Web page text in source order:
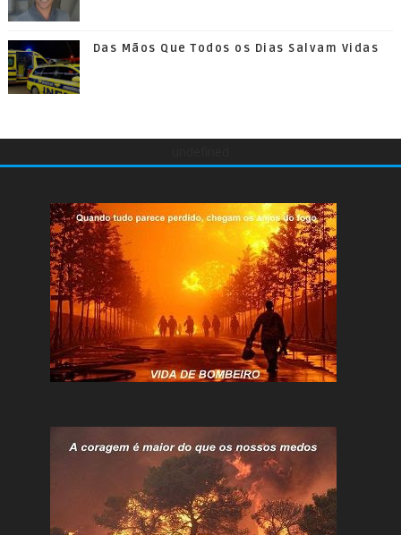
Das Mãos Que Todos os Dias Salvam Vidas